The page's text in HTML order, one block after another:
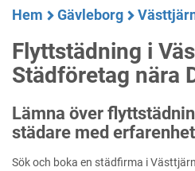
Hem Gävleborg
Flyttstädning i
Städföretag nära
Lämna över
städare med
Sök och boka en städfirma i